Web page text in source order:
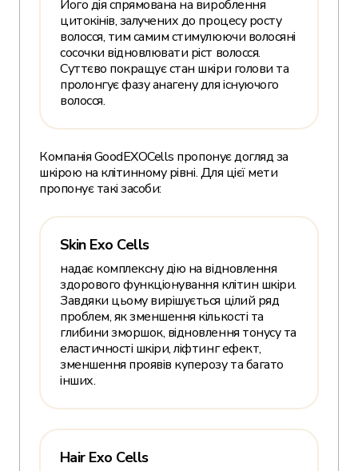
Його дія спрямована на вироблення
цитокінів, залучених до процесу росту
волосся, тим самим стимулюючи волосяні
сосочки відновлювати ріст волосся.
Суттєво покращує стан шкіри голови та
пролонгує фазу анагену для існуючого
волосся.
Компанія GoodEXOCells пропонує догляд за
шкірою на клітинному рівні. Для цієї мети
пропонує такі засоби:
Skin Exo Cells
надає комплексну дію на відновлення
здорового функціонування клітин шкіри.
Завдяки цьому вирішується цілий ряд
проблем, як зменшення кількості та
глибини зморшок, відновлення тонусу та
еластичності шкіри, ліфтинг ефект,
зменшення проявів куперозу та багато
інших.
Hair Exo Cells